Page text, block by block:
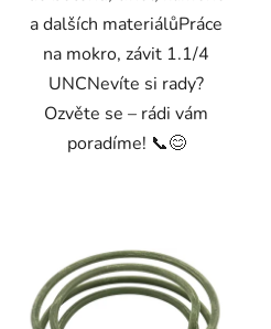
a dalších materiálůPráce
na mokro, závit 1.1/4
UNCNevíte si rady?
Ozvěte se – rádi vám
poradíme! 📞😊